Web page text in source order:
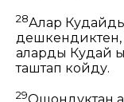
28Алар Кудайды
аларды Кудай
таштап койду.
29